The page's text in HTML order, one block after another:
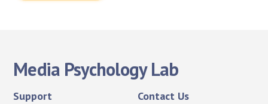
Media Psychology Lab
Support Contact Us